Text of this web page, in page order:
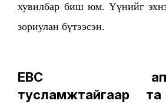
хувилбар биш юм. Үүнийг
зориулан бүтээсэн.
EBC
тусламжтайгаар